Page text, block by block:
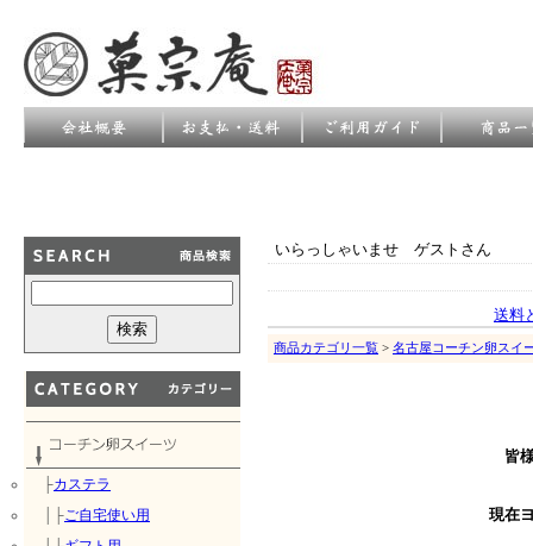
├カステラ
│├ご自宅使い用
いらっしゃいませ ゲストさん
送料
商品カテゴリ一覧 > 名古屋コーチン卵スイ
皆
現在